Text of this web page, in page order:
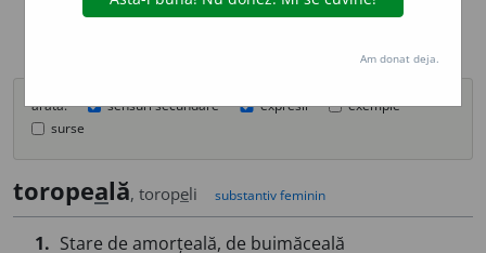
arată: sensuri secundare expresii
exemple
surse
toropeală, toropeli substantiv feminin
1. Stare de amorțeală, de buimăceală
Am donat deja.